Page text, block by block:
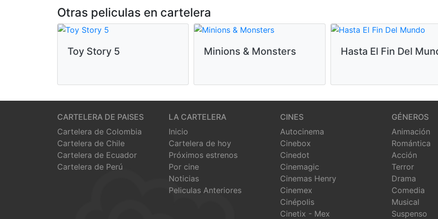
Otras peliculas en cartelera
Toy Story 5 Minions & Monsters Hasta El Fin Del
CARTELERA DE PAISES
Cartelera de Colombia
Cartelera de Chile
Cartelera de Ecuador
Cartelera de Perú
LA CARTELERA
Inicio
Cartelera de hoy
Próximos estrenos
Por cine
Noticias
Peliculas Anteriores
CINES
Autocinema
Cinebox
Cinedot
Cinemagic
Cinemas Henry
Cinemex
Cinépolis
Cinetix - Mex
GÉNEROS
Animación
Romántica
Acción
Terror
Drama
Comedia
Musical
Suspenso